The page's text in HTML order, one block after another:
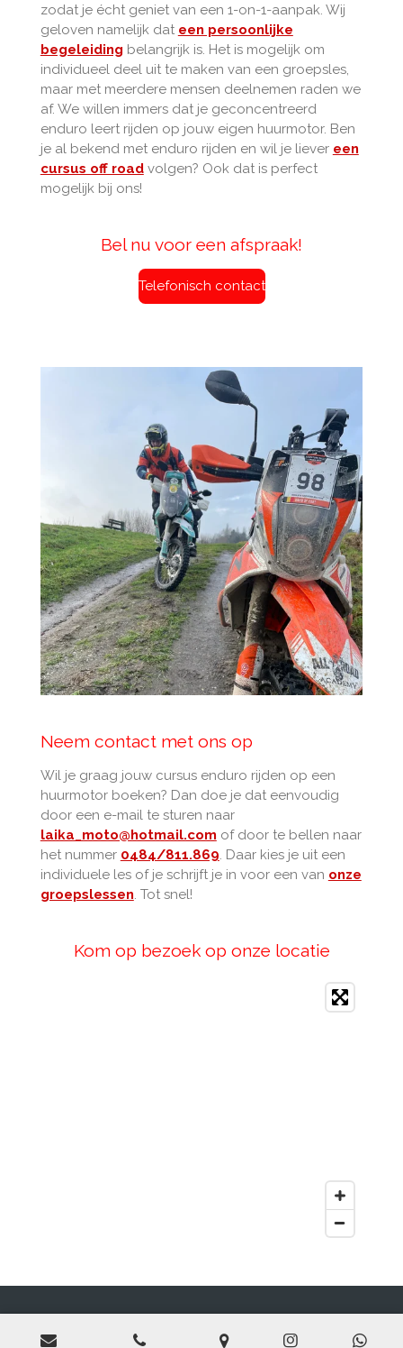
zodat je écht geniet van een 1-on-1-aanpak. Wij
geloven namelijk dat een persoonlijke
begeleiding belangrijk is. Het is mogelijk om
individueel deel uit te maken van een groepsles,
maar met meerdere mensen deelnemen raden we
af. We willen immers dat je geconcentreerd
enduro leert rijden op jouw eigen huurmotor. Ben
je al bekend met enduro rijden en wil je liever een
cursus off roadvolgen? Ook dat is perfect
mogelijk bij ons!
Bel nu voor een afspraak!
Telefonisch contact
Neem contact met ons op
Wil je graag jouw cursus enduro rijden op een
huurmotor boeken? Dan doe je dat eenvoudig
door een e-mail te sturen naar
laika_moto@hotmail.com of door te bellen naar
het nummer 0484/811.869. Daar kies je uit een
individuele les of je schrijft je in voor een van onze
groepslessen. Tot snel!
Kom op bezoek op onze locatie
© 2019 - 2026 all road academy